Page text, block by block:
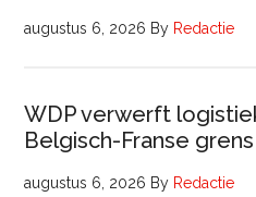
augustus 6, 2026 By Redactie
WDP verwerft
Belgisch-Franse grens
augustus 6, 2026 By Redactie